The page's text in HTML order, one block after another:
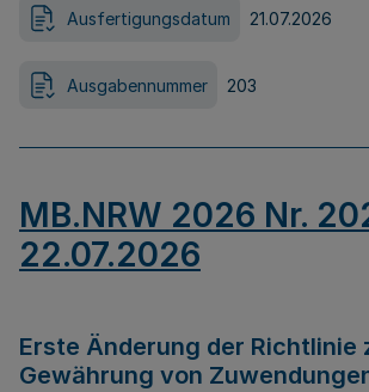
Ausfertigungsdatum 21.07.2026
Ausgabennummer 203
MB.NRW 2026 Nr.
22.07.2026
Erste Änderung der Richtlinie
Gewährung von